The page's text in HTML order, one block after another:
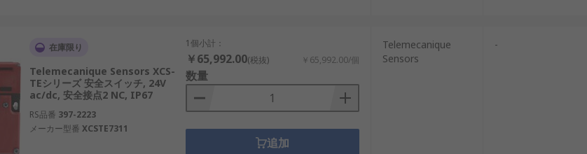
間、電源仕様、ロック原理、安全定格、環境条件、アクチュエータの取付条件をあわせて確
、24V AC/DCなどがあります。安全コントローラの出力、機械の制御電源、保守時の電源系
ソレノイドロック、手動解除付き、非常解除付きなどがあります。停電時にロックを保持す
在庫限り
Telemecanique Sensors XCS-
TEシリーズ 安全スイッチ, 24V
ac/dc, 安全接点2 NC, IP67
RS品番 397-2223
メーカー型番 XCSTE7311
1個小計：
￥65,992.00(税抜) ￥65,992.00/個
数量
追加
Telemecanique
Sensors
-